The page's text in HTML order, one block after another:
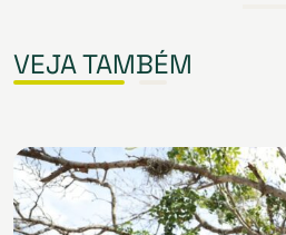
VEJA TAMBÉM